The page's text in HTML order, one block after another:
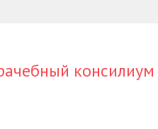
консилиум